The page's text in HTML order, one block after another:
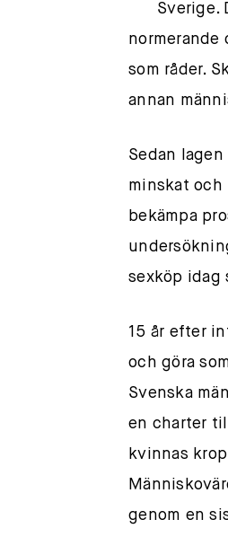
Sverige.
normerande
som råder.
annan
Sedan
minskat och
bekämpa
sexköp idag
15 år efter
och göra
Svenska
en charter
kvinnas
genom en